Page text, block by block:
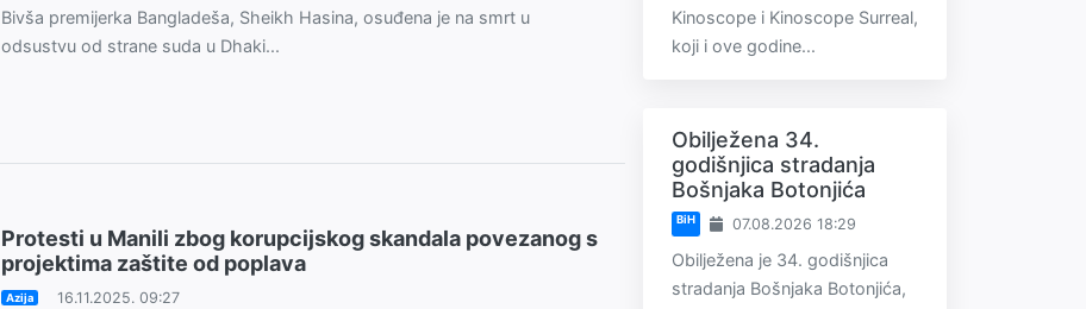
Bivša premijerka Bangladeša, Sheikh Hasina, osuđena je na smrt u
odsustvu od strane suda u Dhaki...
Protesti u Manili zbog korupcijskog skandala povezanog s
projektima zaštite od poplava
Azija 16.11.2025. 09:27
Kinoscope i Kinoscope Surreal,
koji i ove godine...
Obilježena 34.
godišnjica stradanja
Bošnjaka Botonjića
BiH 07.08.2026 18:29
Obilježena je 34. godišnjica
stradanja Bošnjaka Botonjića,